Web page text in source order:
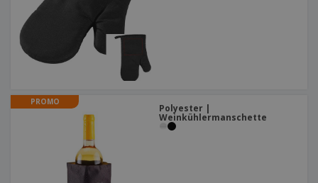
PROMO
Polyester |
Weinkühlermanschette